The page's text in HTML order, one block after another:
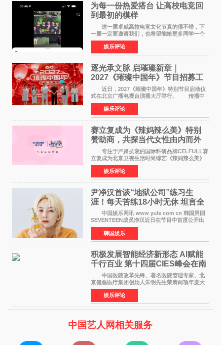
为每一份热爱搭台 让高校电竞回
到最初的模样
这一届卓威高校电竞文化节真的很不错，下
一届一定要邀请我们，也希望能给更多同学一个
来到现场的机会。 2026卓威高校电竞文化节
已经落下帷幕，在活动结束后，仍有不少高校电
竞社负责人和现
娱乐评论
逐光承文脉 启璀璨新章｜
2027《璀璨中国年》节目招募工
作圆满启动
近日，2027《璀璨中国年》特别节目启动仪
式在北京广播电视台演播大厅举行。 传播中
华优秀传统文化，弘扬纯正国风艺术，打造高规
格、高质感、正能量的文艺盛典，是璀璨中国年
矢志不渝的初心
娱乐评论
赛立复成为《辣妈辣么美》特别
赞助商，共探当代女性由内而外
活力美
专注于严肃抗衰的国际科研品牌CELFULL赛
立复成为北京卫视生活时尚综艺《辣妈辣么美》
的特别赞助商,明星辣妈袁咏仪倾情参与，向广大
都市女性传递健康生活新主张，寄语当代女性在
家庭与自我之间
娱乐评论
尹净汉首谈“地狱公司”练习生
涯！每天苦练18小时无休 坦言全
靠成员撑过来
中国娱乐网讯 www yule com cn 韩国男团
SEVENTEEN成员净汉近日在节目中首度公开出
道前的残酷练习生经历，并提及经纪公司Pledis
娱乐，引发广泛关注。 在8月2日播出的日本
TBS综艺节目《周
韩国娱乐
积极发展智能经济新形态 Al赋能
千行百业 第十四届CIES峰会在南
京盛大召开
中国医院改革先锋、著名医院管理专家、北
京健临医疗集团创始人朱明先生荣膺两项年度大
奖 2026年7月31日，盛夏金陵，长江之畔，
以重落地·真务实·强链接为主题的2026&lsquo;人
工智能+&rsquo
娱乐评论
中国艺人网相关服务